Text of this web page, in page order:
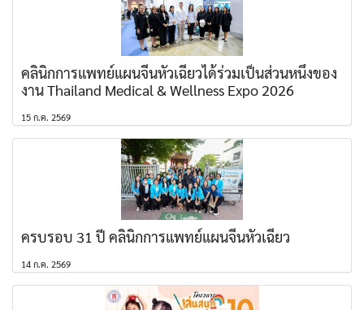
คลินิกการแพทย์แผนจีนหัวเฉียวได้ร่วมเป็นส่วนหนึ่งของ
งาน Thailand Medical & Wellness Expo 2026
15 ก.ค. 2569
ครบรอบ 31 ปี คลินิกการแพทย์แผนจีนหัวเฉียว
14 ก.ค. 2569